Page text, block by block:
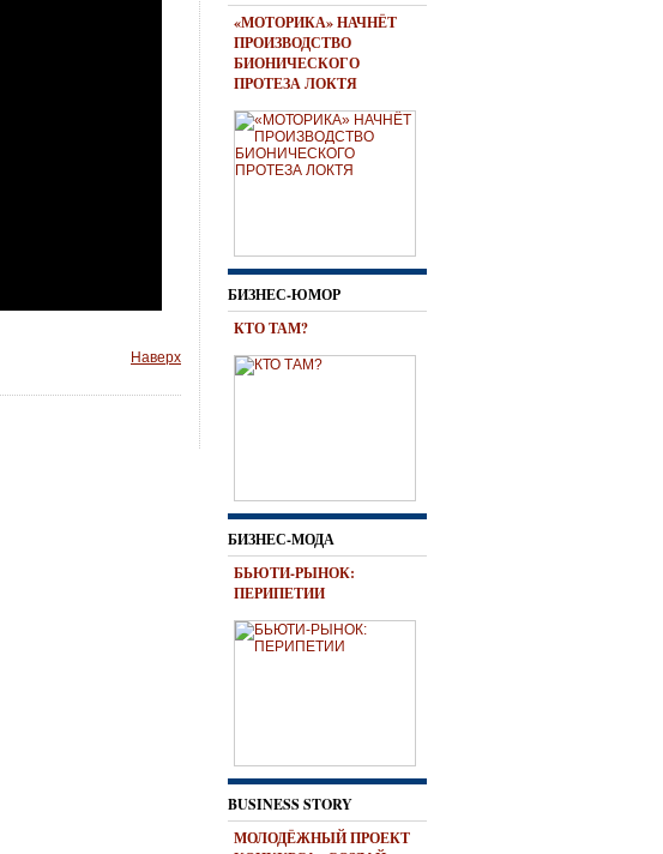
Наверх
«МОТОРИКА» НАЧНЁТ
ПРОИЗВОДСТВО
БИОНИЧЕСКОГО
ПРОТЕЗА ЛОКТЯ
БИЗНЕС-ЮМОР
КТО ТАМ?
БИЗНЕС-МОДА
БЬЮТИ-РЫНОК:
ПЕРИПЕТИИ
BUSINESS STORY
МОЛОДЁЖНЫЙ ПРОЕКТ